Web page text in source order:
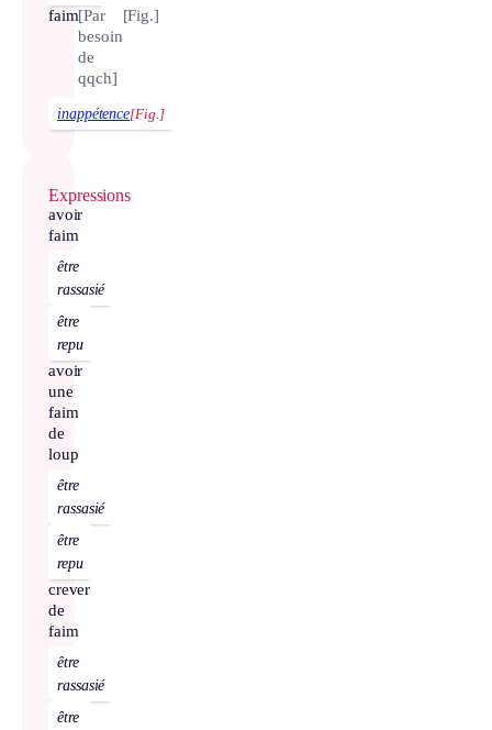
faim[Par
besoin
de
qqch]
[Fig.]
inappétence[Fig.]
Expressions
avoir
faim
être
rassasié
être
repu
avoir
une
faim
de
loup
être
rassasié
être
repu
crever
de
faim
être
rassasié
être